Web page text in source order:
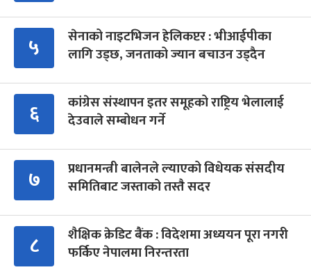
५
सेनाको नाइटभिजन हेलिकप्टर : भीआईपीका
लागि उड्छ, जनताको ज्यान बचाउन उड्दैन
६
कांग्रेस संस्थापन इतर समूहको राष्ट्रिय भेलालाई
देउवाले सम्बोधन गर्ने
७
प्रधानमन्त्री बालेनले ल्याएको विधेयक संसदीय
समितिबाट जस्ताको तस्तै सदर
८
शैक्षिक क्रेडिट बैंक : विदेशमा अध्ययन पूरा नगरी
फर्किए नेपालमा निरन्तरता